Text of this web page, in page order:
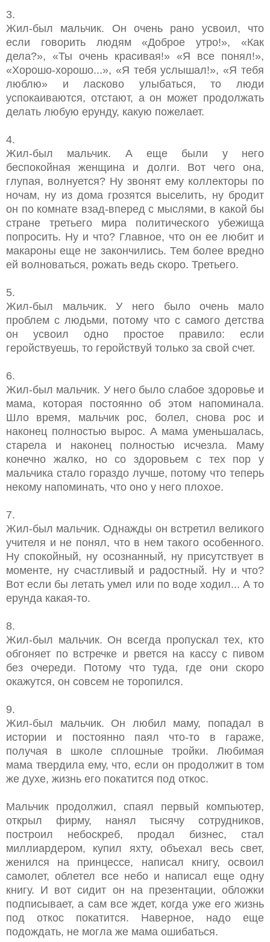
3.
Жил-был мальчик. Он очень рано усвоил, что
если говорить людям «Доброе утро!», «Как
дела?», «Ты очень красивая!» «Я все понял!»,
«Хорошо-хорошо...», «Я тебя услышал!», «Я тебя
люблю» и ласково улыбаться, то люди
успокаиваются, отстают, а он может продолжать
делать любую ерунду, какую пожелает.
4.
Жил-был мальчик. А еще были у него
беспокойная женщина и долги. Вот чего она,
глупая, волнуется? Ну звонят ему коллекторы по
ночам, ну из дома грозятся выселить, ну бродит
он по комнате взад-вперед с мыслями, в какой бы
стране третьего мира политического убежища
попросить. Ну и что? Главное, что он ее любит и
макароны еще не закончились. Тем более вредно
ей волноваться, рожать ведь скоро. Третьего.
5.
Жил-был мальчик. У него было очень мало
проблем с людьми, потому что с самого детства
он усвоил одно простое правило: если
геройствуешь, то геройствуй только за свой счет.
6.
Жил-был мальчик. У него было слабое здоровье и
мама, которая постоянно об этом напоминала.
Шло время, мальчик рос, болел, снова рос и
наконец полностью вырос. А мама уменьшалась,
старела и наконец полностью исчезла. Маму
конечно жалко, но со здоровьем с тех пор у
мальчика стало гораздо лучше, потому что теперь
некому напоминать, что оно у него плохое.
7.
Жил-был мальчик. Однажды он встретил великого
учителя и не понял, что в нем такого особенного.
Ну спокойный, ну осознанный, ну присутствует в
моменте, ну счастливый и радостный. Ну и что?
Вот если бы летать умел или по воде ходил... А то
ерунда какая-то.
8.
Жил-был мальчик. Он всегда пропускал тех, кто
обгоняет по встречке и рвется на кассу с пивом
без очереди. Потому что туда, где они скоро
окажутся, он совсем не торопился.
9.
Жил-был мальчик. Он любил маму, попадал в
истории и постоянно паял что-то в гараже,
получая в школе сплошные тройки. Любимая
мама твердила ему, что, если он продолжит в том
же духе, жизнь его покатится под откос.
Мальчик продолжил, спаял первый компьютер,
открыл фирму, нанял тысячу сотрудников,
построил небоскреб, продал бизнес, стал
миллиардером, купил яхту, объехал весь свет,
женился на принцессе, написал книгу, освоил
самолет, облетел все небо и написал еще одну
книгу. И вот сидит он на презентации, обложки
подписывает, а сам все ждет, когда уже его жизнь
под откос покатится. Наверное, надо еще
подождать, не могла же мама ошибаться.